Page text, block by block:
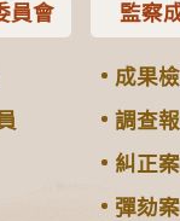
員會 監察
成果
調查
糾正
彈劾